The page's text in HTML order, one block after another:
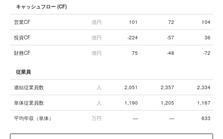
キャッシュフロー (CF)
営業CF 億円 101 72 104
投資CF 億円 -224 -57 36
財務CF 億円 75 -48 -72
従業員
連結従業員数 人 2,051 2,357 2,334
単体従業員数 人 1,190 1,205 1,167
平均年収（単体） 万円 — — 633